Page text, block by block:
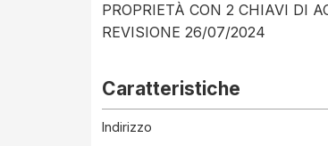
PROPRIETÀ CON 2 CHIAVI DI
REVISIONE 26/07/2024
Caratteristiche
Indirizzo